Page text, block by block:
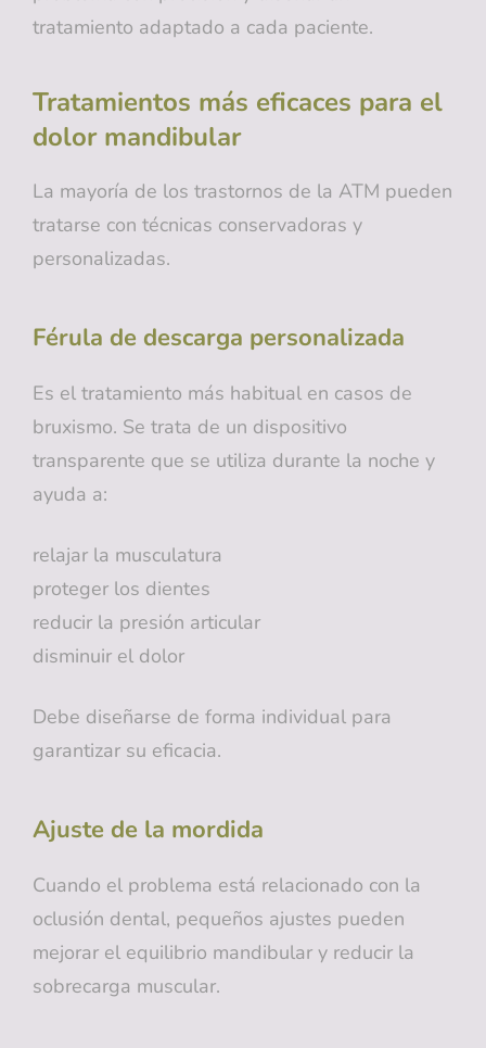
tratamiento adaptado a cada paciente.
Tratamientos más eficaces para el
dolor mandibular
La mayoría de los trastornos de la ATM pueden
tratarse con técnicas conservadoras y
personalizadas.
Férula de descarga personalizada
Es el tratamiento más habitual en casos de
bruxismo. Se trata de un dispositivo
transparente que se utiliza durante la noche y
ayuda a:
relajar la musculatura
proteger los dientes
reducir la presión articular
disminuir el dolor
Debe diseñarse de forma individual para
garantizar su eficacia.
Ajuste de la mordida
Cuando el problema está relacionado con la
oclusión dental, pequeños ajustes pueden
mejorar el equilibrio mandibular y reducir la
sobrecarga muscular.